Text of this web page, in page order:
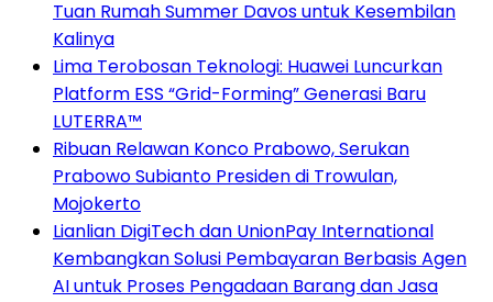
Tuan Rumah Summer Davos untuk Kesembilan
Kalinya
Lima Terobosan Teknologi: Huawei Luncurkan
Platform ESS “Grid-Forming” Generasi Baru
LUTERRA™
Ribuan Relawan Konco Prabowo, Serukan
Prabowo Subianto Presiden di Trowulan,
Mojokerto
Lianlian DigiTech dan UnionPay International
Kembangkan Solusi Pembayaran Berbasis Agen
AI untuk Proses Pengadaan Barang dan Jasa